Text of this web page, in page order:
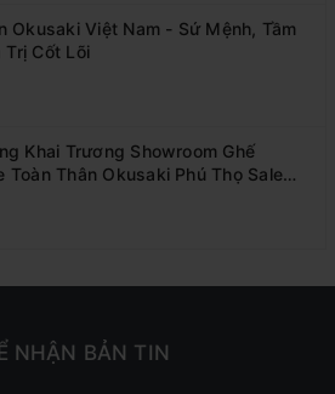
Okusaki Việt Nam - Sứ Mệnh, Tầm
Trị Cốt Lõi
Khai Trương Showroom Ghế
Toàn Thân Okusaki Phú Thọ Sale
NHẬN BẢN TIN